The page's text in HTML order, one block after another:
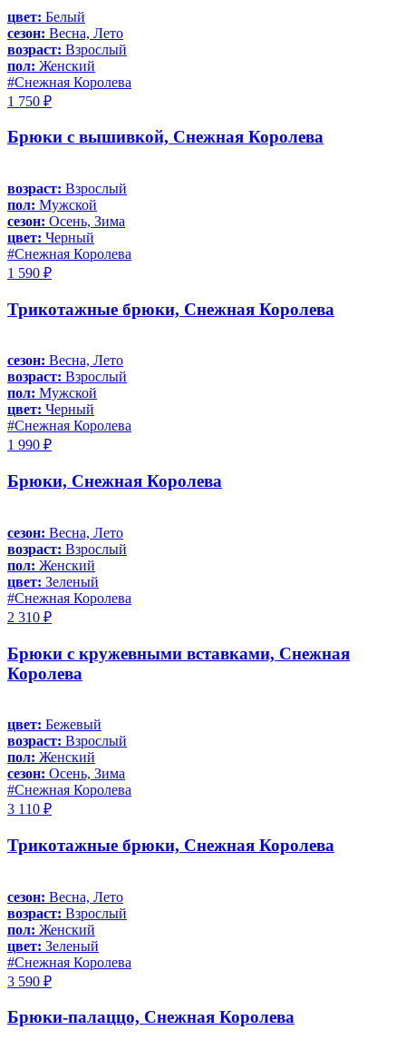
цвет: Белый
сезон: Весна, Лето
возраст: Взрослый
пол: Женский
#Снежная Королева
1 750 ₽
Брюки с вышивкой, Снежная Королева
возраст: Взрослый
пол: Мужской
сезон: Осень, Зима
цвет: Черный
#Снежная Королева
1 590 ₽
Трикотажные брюки, Снежная Королева
сезон: Весна, Лето
возраст: Взрослый
пол: Мужской
цвет: Черный
#Снежная Королева
1 990 ₽
Брюки, Снежная Королева
сезон: Весна, Лето
возраст: Взрослый
пол: Женский
цвет: Зеленый
#Снежная Королева
2 310 ₽
Брюки с кружевными вставками, Снежная
Королева
цвет: Бежевый
возраст: Взрослый
пол: Женский
сезон: Осень, Зима
#Снежная Королева
3 110 ₽
Трикотажные брюки, Снежная Королева
сезон: Весна, Лето
возраст: Взрослый
пол: Женский
цвет: Зеленый
#Снежная Королева
3 590 ₽
Брюки-палаццо, Снежная Королева